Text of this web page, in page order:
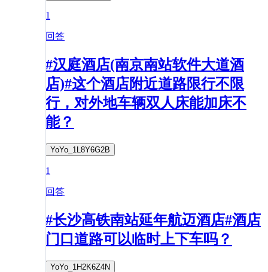
1
回答
#汉庭酒店(南京南站软件大道酒
店)#这个酒店附近道路限行不限
行，对外地车辆双人床能加床不
能？
YoYo_1L8Y6G2B
1
回答
#长沙高铁南站延年航迈酒店#酒店
门口道路可以临时上下车吗？
YoYo_1H2K6Z4N